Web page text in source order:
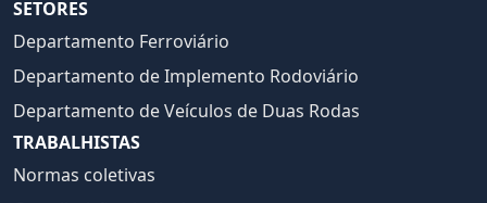
SETORES
Departamento Ferroviário
Departamento de Implemento Rodoviário
Departamento de Veículos de Duas Rodas
TRABALHISTAS
Normas coletivas